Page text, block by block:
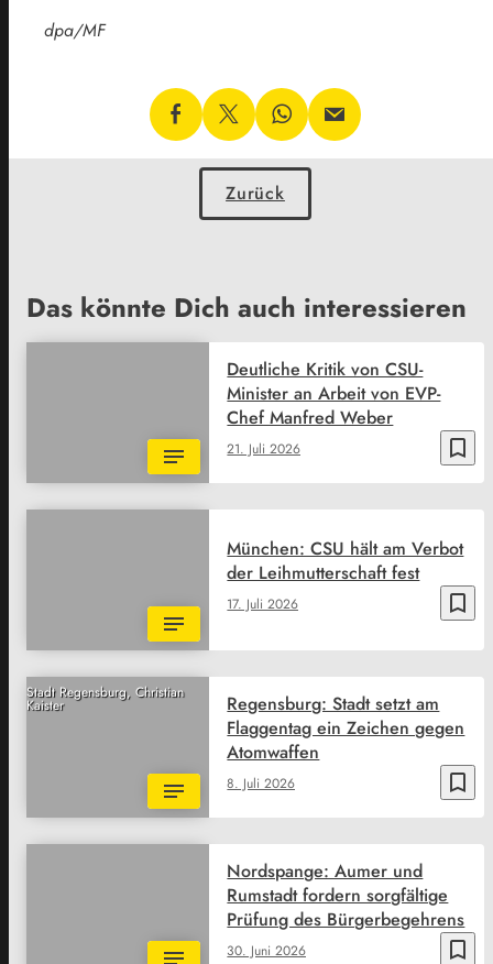
dpa/MF
Zurück
Das könnte Dich auch interessieren
bookmark_border
21. Juli 2026
Deutliche Kritik von CSU-
Minister an Arbeit von EVP-
Chef Manfred Weber
bookmark_border
17. Juli 2026
München: CSU hält am Verbot
der Leihmutterschaft fest
Stadt Regensburg, Christian
Kaister
bookmark_border
8. Juli 2026
Regensburg: Stadt setzt am
Flaggentag ein Zeichen gegen
Atomwaffen
bookmark_border
30. Juni 2026
Nordspange: Aumer und
Rumstadt fordern sorgfältige
Prüfung des Bürgerbegehrens